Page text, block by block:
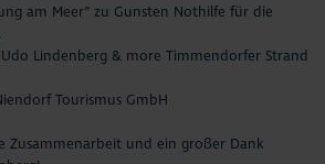
am Meer” zu Gunsten Nothilfe für die
Lindenberg & more Timmendorfer Strand
Tourismus GmbH
Zusammenarbeit und ein großer Dank